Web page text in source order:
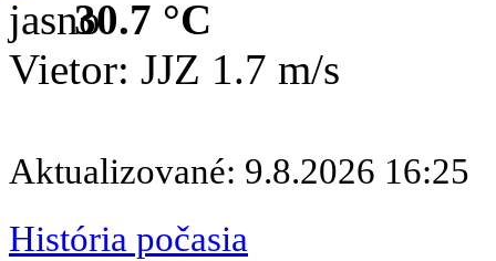
30.7 °C
Vietor: JJZ 1.7 m/s
Aktualizované: 9.8.2026 16:25
História počasia